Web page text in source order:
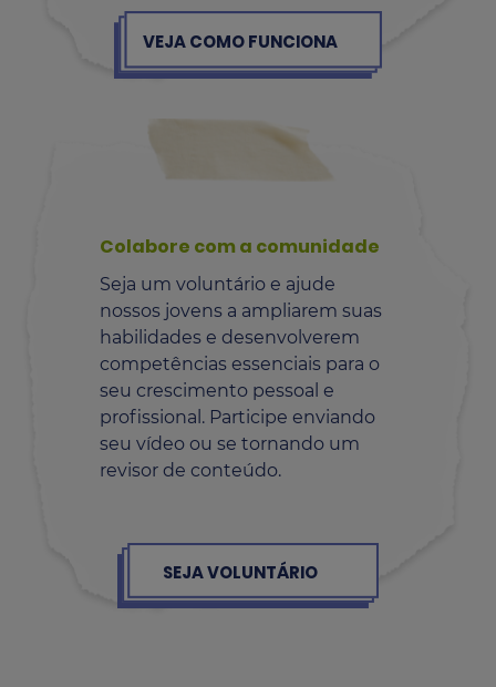
VEJA COMO FUNCIONA
Colabore com a comunidade
Seja um voluntário e ajude
nossos jovens a ampliarem suas
habilidades e desenvolverem
competências essenciais para o
seu crescimento pessoal e
profissional. Participe enviando
seu vídeo ou se tornando um
revisor de conteúdo.
SEJA VOLUNTÁRIO